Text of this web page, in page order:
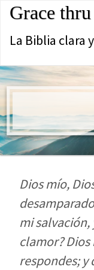
Grace
La Biblia clara
Dios mío,
mi salvación,
clamor?
respondes; y